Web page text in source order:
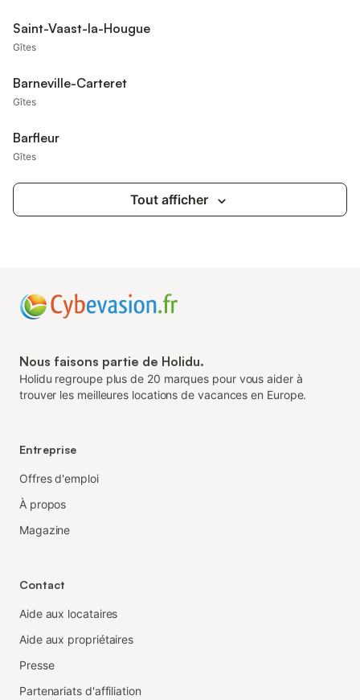
Saint-Vaast-la-Hougue
Gîtes
Barneville-Carteret
Gîtes
Barfleur
Gîtes
Tout afficher
Nous faisons partie de Holidu.
Holidu regroupe plus de 20 marques pour vous aider à
trouver les meilleures locations de vacances en Europe.
Entreprise
Offres d'emploi
À propos
Magazine
Contact
Aide aux locataires
Aide aux propriétaires
Presse
Partenariats d'affiliation